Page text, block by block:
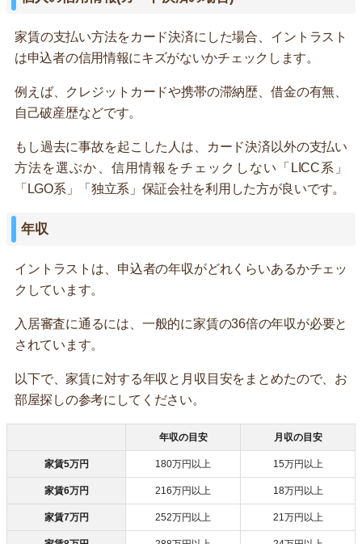
家賃の支払い方法をカード決済にした場合、イントラスト
は申込者の信用情報にキズがないかチェックします。
例えば、クレジットカードや携帯の滞納歴、借金の有無、
自己破産歴などです。
もし過去に事故を起こした人は、カード決済以外の支払い
方法を選ぶか、信用情報をチェックしない「LICC系」
「LGO系」「独立系」保証会社を利用した方が良いです。
年収
イントラストは、申込者の年収がどれくらいあるかチェッ
クしています。
入居審査に通るには、一般的に家賃の36倍の年収が必要と
されています。
以下で、家賃に対する年収と月収目安をまとめたので、お
部屋探しの参考にしてください。
年収の目安 月収の目安
家賃5万円 180万円以上 15万円以上
家賃6万円 216万円以上 18万円以上
家賃7万円 252万円以上 21万円以上